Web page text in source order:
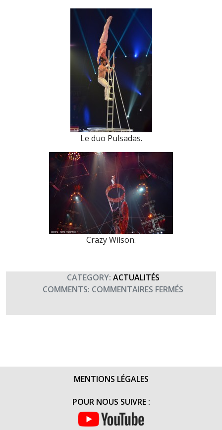
Le duo Pulsadas.
Crazy Wilson.
CATEGORY: ACTUALITÉS
COMMENTS: COMMENTAIRES FERMÉS
MENTIONS LÉGALES
POUR NOUS SUIVRE :